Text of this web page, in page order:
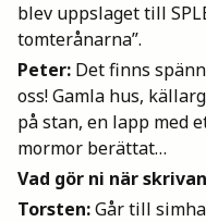
blev uppslaget till
tomterånarna”.
Peter: Det finns
oss! Gamla hus,
på stan, en lapp med
mormor berättat…
Vad gör ni när
Torsten:Går till